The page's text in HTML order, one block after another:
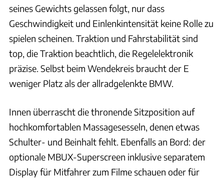
seines Gewichts gelassen folgt, nur dass
Geschwindigkeit und Einlenkintensität keine Rolle zu
spielen scheinen. Traktion und Fahrstabilität sind
top, die Traktion beachtlich, die Regelelektronik
präzise. Selbst beim Wendekreis braucht der E
weniger Platz als der allradgelenkte BMW.
Innen überrascht die thronende Sitzposition auf
hochkomfortablen Massagesesseln, denen etwas
Schulter- und Beinhalt fehlt. Ebenfalls an Bord: der
optionale MBUX-Superscreen inklusive separatem
Display für Mitfahrer zum Filme schauen oder für